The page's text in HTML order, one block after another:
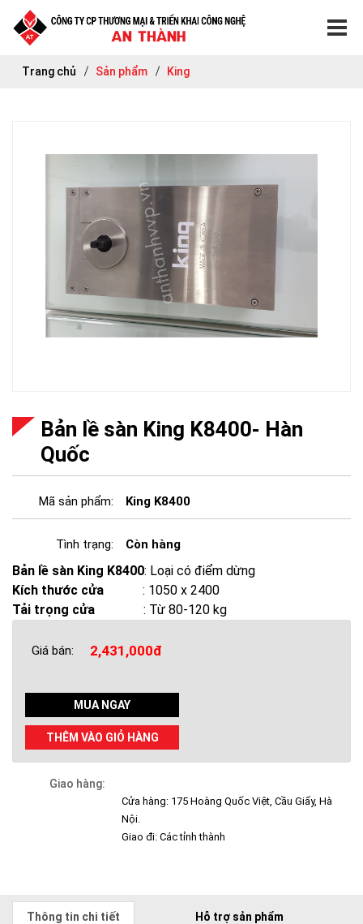
Trang chủ Sản phẩm King
Bản lề sàn King K8400- Hàn
Quốc
Mã sản phẩm: King K8400
Tình trạng: Còn hàng
Bản lề sàn King K8400: Loại có điểm dừng
Kích thước cửa
: 1050 x 2400
Tải trọng cửa
: Từ 80-120 kg
Giá bán: 2,431,000đ
MUA NGAY
THÊM VÀO GIỎ HÀNG
Giao hàng:
Cửa hàng: 175 Hoàng Quốc Việt, Cầu Giấy, Hà
Nội.
Giao đi: Các tỉnh thành
Thông tin chi tiết Hỗ trợ sản phẩm